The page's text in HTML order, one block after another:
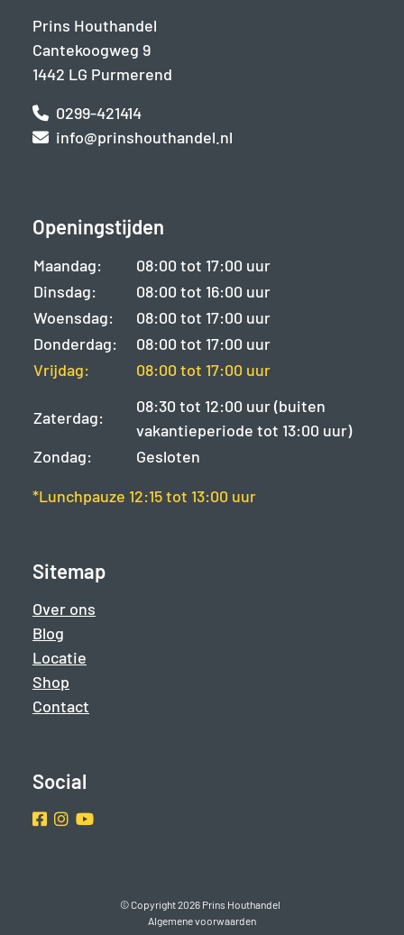
Prins Houthandel
Cantekoogweg 9
1442 LG Purmerend
0299-421414
info@prinshouthandel.nl
Openingstijden
Maandag:
08:00 tot 17:00 uur
Dinsdag:
08:00 tot 16:00 uur
Woensdag:
08:00 tot 17:00 uur
Donderdag:
08:00 tot 17:00 uur
Vrijdag:
08:00 tot 17:00 uur
Zaterdag:
08:30 tot 12:00 uur (buiten
vakantieperiode tot 13:00 uur)
Zondag:
Gesloten
*Lunchpauze 12:15 tot 13:00 uur
Sitemap
Over ons
Blog
Locatie
Shop
Contact
Social
Facebook
Instragram
Youtube
© Copyright 2026 Prins Houthandel
Algemene voorwaarden